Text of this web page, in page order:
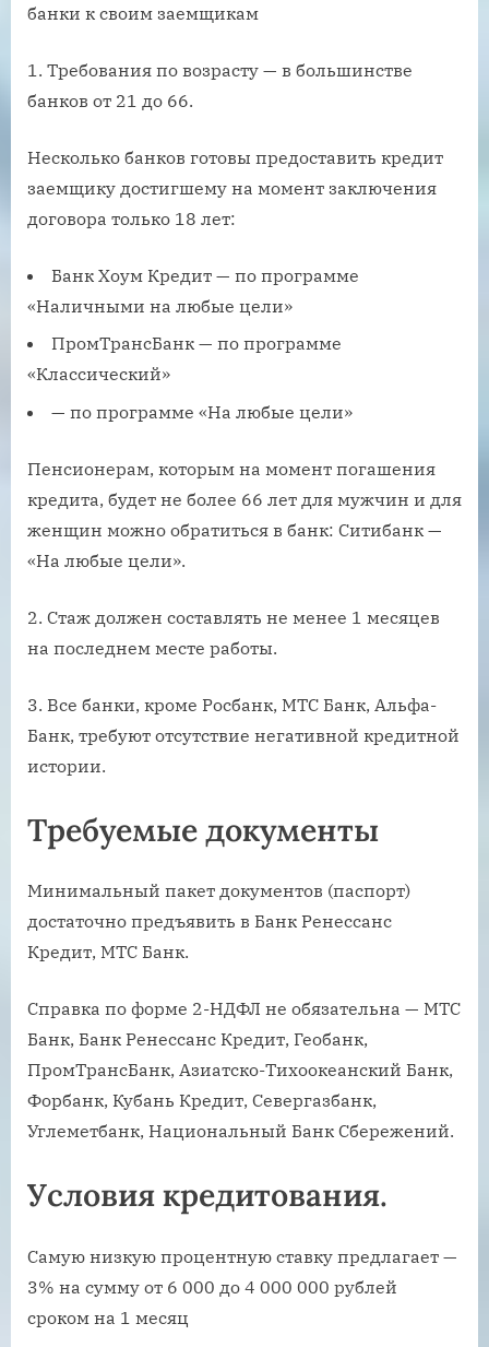
банки к своим заемщикам
1. Требования по возрасту — в большинстве
банков от 21 до 66.
Несколько банков готовы предоставить кредит
заемщику достигшему на момент заключения
договора только 18 лет:
Банк Хоум Кредит — по программе
«Наличными на любые цели»
ПромТрансБанк — по программе
«Классический»
— по программе «На любые цели»
Пенсионерам, которым на момент погашения
кредита, будет не более 66 лет для мужчин и для
женщин можно обратиться в банк: Ситибанк —
«На любые цели».
2. Стаж должен составлять не менее 1 месяцев
на последнем месте работы.
3. Все банки, кроме Росбанк, МТС Банк, Альфа-
Банк, требуют отсутствие негативной кредитной
истории.
Требуемые документы
Минимальный пакет документов (паспорт)
достаточно предъявить в Банк Ренессанс
Кредит, МТС Банк.
Справка по форме 2-НДФЛ не обязательна — МТС
Банк, Банк Ренессанс Кредит, Геобанк,
ПромТрансБанк, Азиатско-Тихоокеанский Банк,
Форбанк, Кубань Кредит, Севергазбанк,
Углеметбанк, Национальный Банк Сбережений.
Условия кредитования.
Самую низкую процентную ставку предлагает —
3% на сумму от 6 000 до 4 000 000 рублей
сроком на 1 месяц